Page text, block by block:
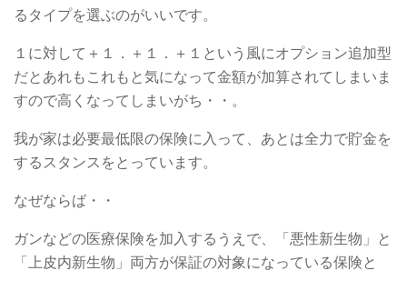
るタイプを選ぶのがいいです。
１に対して＋１．＋１．＋１という風にオプション追加型
だとあれもこれもと気になって金額が加算されてしまいま
すので高くなってしまいがち・・。
我が家は必要最低限の保険に入って、あとは全力で貯金を
するスタンスをとっています。
なぜならば・・
ガンなどの医療保険を加入するうえで、「悪性新生物」と
「上皮内新生物」両方が保証の対象になっている保険と